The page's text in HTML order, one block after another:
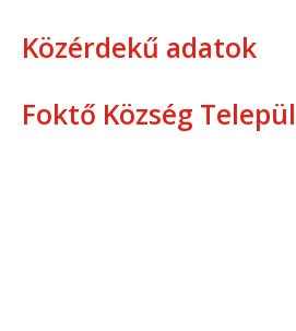
Közérdekű adatok
Foktő Község